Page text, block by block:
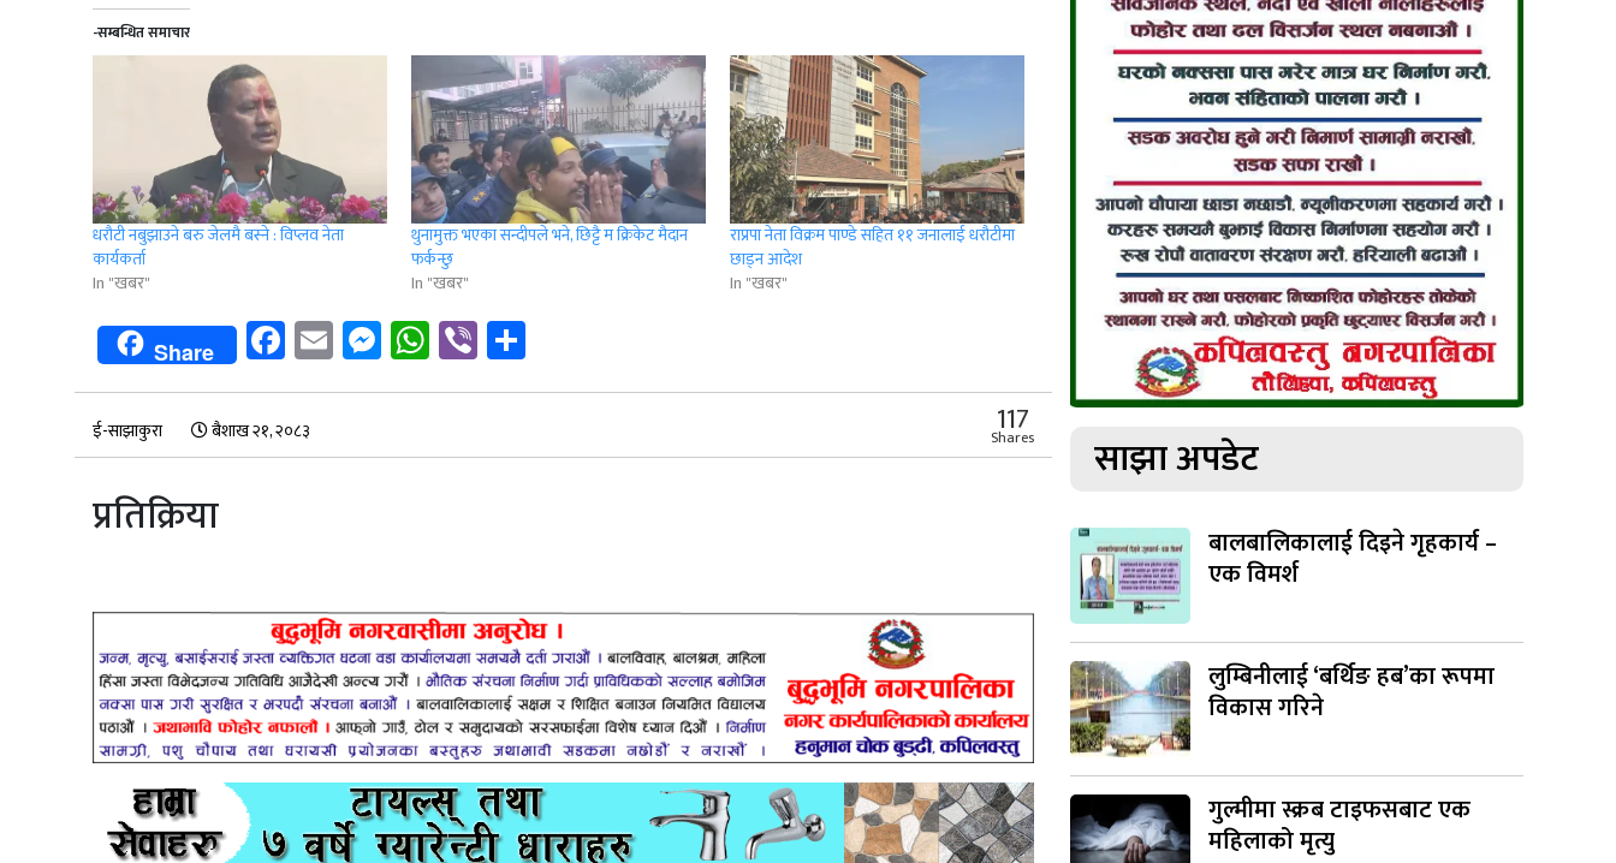
-सम्बन्धित समाचार
धरौटी नबुझाउने बरु जेलमै बस्ने : विप्लव नेता
कार्यकर्ता
In "खबर"
थुनामुक्त भएका सन्दीपले भने, छिट्टै म क्रिकेट मैदान
फर्कन्छु
In "खबर"
राप्रपा नेता विक्रम पाण्डे सहित ११ जनालाई धरौटीमा
छाड्न आदेश
In "खबर"
Share Facebook
EmailMessenger
WhatsApp
Viber
ई-साझाकुरा बैशाख २१, २०८३ 117
Shares
प्रतिक्रिया
साझा अपडेट
बालबालिकालाई दिइने गृहकार्य –
एक विमर्श
लुम्बिनीलाई ‘बर्थिङ हब’का रूपमा
विकास गरिने
गुल्मीमा स्क्रब टाइफसबाट एक
महिलाको मृत्यु